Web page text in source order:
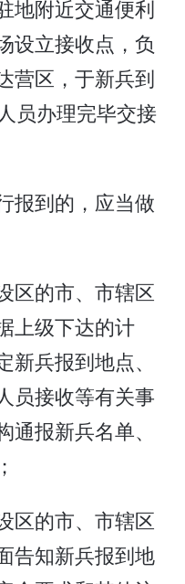
地附近交通便利
设立接收点，负
营区，于新兵到
员办理完毕交接
报到的，应当做
区的市、市辖区
上级下达的计
兵报到地点、
员接收等有关事
报新兵名单、
区的市、市辖区
告知新兵报到地